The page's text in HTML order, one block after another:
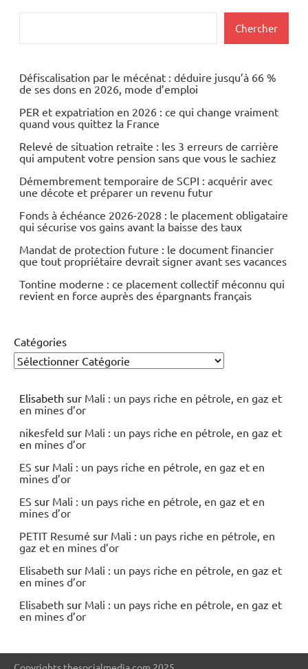
Aéronautique
Armement
Economie
Chercher
Défiscalisation par le mécénat : déduire jusqu’à 66 %
de ses dons en 2026, mode d’emploi
PER et expatriation en 2026 : ce qui change vraiment
quand vous quittez la France
Relevé de situation retraite : les 3 erreurs de carrière
qui amputent votre pension sans que vous le sachiez
Démembrement temporaire de SCPI : acquérir avec
une décote et préparer un revenu futur
Fonds à échéance 2026-2028 : le placement obligataire
qui sécurise vos gains avant la baisse des taux
Mandat de protection future : le document financier
que tout propriétaire devrait signer avant ses vacances
Tontine moderne : ce placement collectif méconnu qui
revient en force auprès des épargnants français
Catégories
Elisabeth sur Mali : un pays riche en pétrole, en gaz et
en mines d’or
nikesfeld sur Mali : un pays riche en pétrole, en gaz et
en mines d’or
ES sur Mali : un pays riche en pétrole, en gaz et en
mines d’or
ES sur Mali : un pays riche en pétrole, en gaz et en
mines d’or
PETIT Resumé sur Mali : un pays riche en pétrole, en
gaz et en mines d’or
Elisabeth sur Mali : un pays riche en pétrole, en gaz et
en mines d’or
Elisabeth sur Mali : un pays riche en pétrole, en gaz et
en mines d’or